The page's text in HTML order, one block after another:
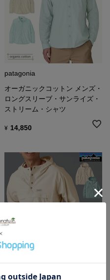
patagonia
オーガニックコットン メンズ・
ロングスリーブ・サンライズ・
ストリーム・シャツ
¥ 14,850
オーガニックコットン ファンホ